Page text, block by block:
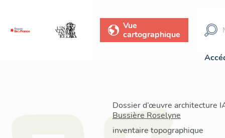
Vue
cartographique
Dossier d’œuvre architecture
Bussière Roselyne
inventaire topographique